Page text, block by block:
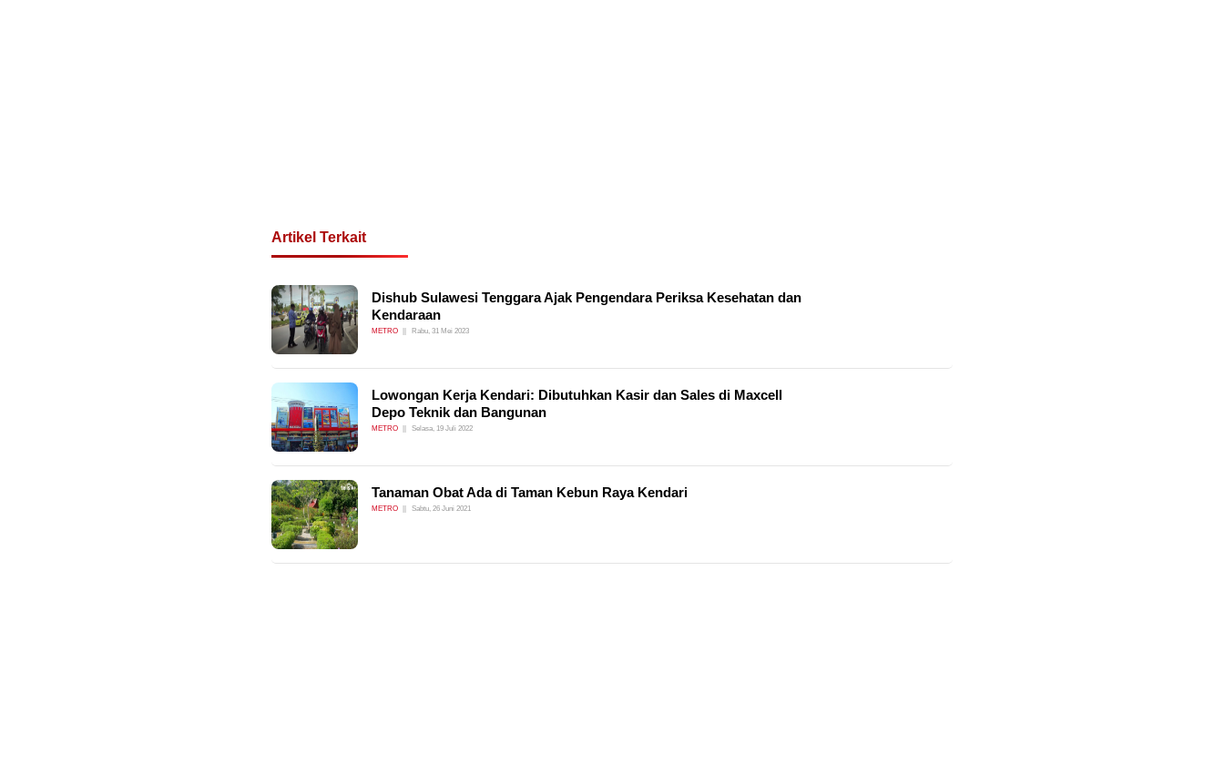
Artikel Terkait
Dishub Sulawesi Tenggara Ajak Pengendara Periksa Kesehatan dan
Kendaraan
METRO Rabu, 31 Mei 2023
Lowongan Kerja Kendari: Dibutuhkan Kasir dan Sales di Maxcell
Depo Teknik dan Bangunan
METRO Selasa, 19 Juli 2022
Tanaman Obat Ada di Taman Kebun Raya Kendari
METRO Sabtu, 26 Juni 2021